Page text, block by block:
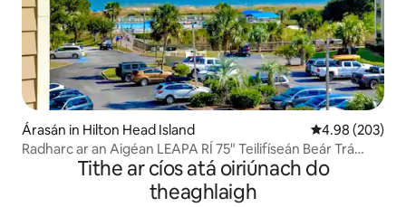
Árasán in Hilton Head Island Meánrátáil
4.98 (203)
Radharc ar an Aigéan LEAPA RÍ 75" Teilifíseán Beár Trá
Pickleball IONAD ACLAÍOCHTA
Tithe ar cíos atá oiriúnach do
theaghlaigh